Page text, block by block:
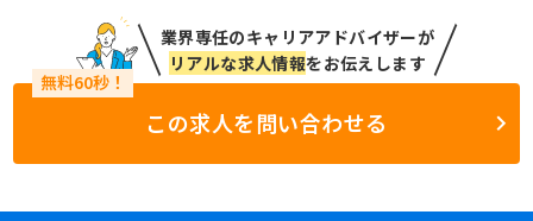
業界専任のキャリアアドバイザーが
リアルな求人情報をお伝えします
この求人を問い合わせる